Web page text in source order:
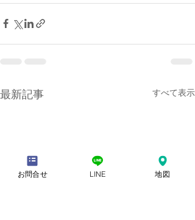
最新記事 すべて表示
お問合せ LINE 地図